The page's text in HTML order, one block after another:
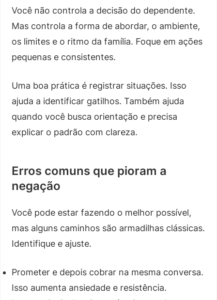
Você não controla a decisão do dependente.
Mas controla a forma de abordar, o ambiente,
os limites e o ritmo da família. Foque em ações
pequenas e consistentes.
Uma boa prática é registrar situações. Isso
ajuda a identificar gatilhos. Também ajuda
quando você busca orientação e precisa
explicar o padrão com clareza.
Erros comuns que pioram a
negação
Você pode estar fazendo o melhor possível,
mas alguns caminhos são armadilhas clássicas.
Identifique e ajuste.
Prometer e depois cobrar na mesma conversa.
Isso aumenta ansiedade e resistência.